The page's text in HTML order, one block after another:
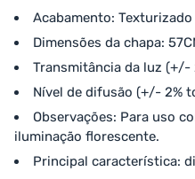
Acabamento: Texturizado
Dimensões da chapa:
Transmitância da luz (+/-
Nível de difusão (+/- 2%
Observações: Para uso
iluminação florescente.
Principal característica: